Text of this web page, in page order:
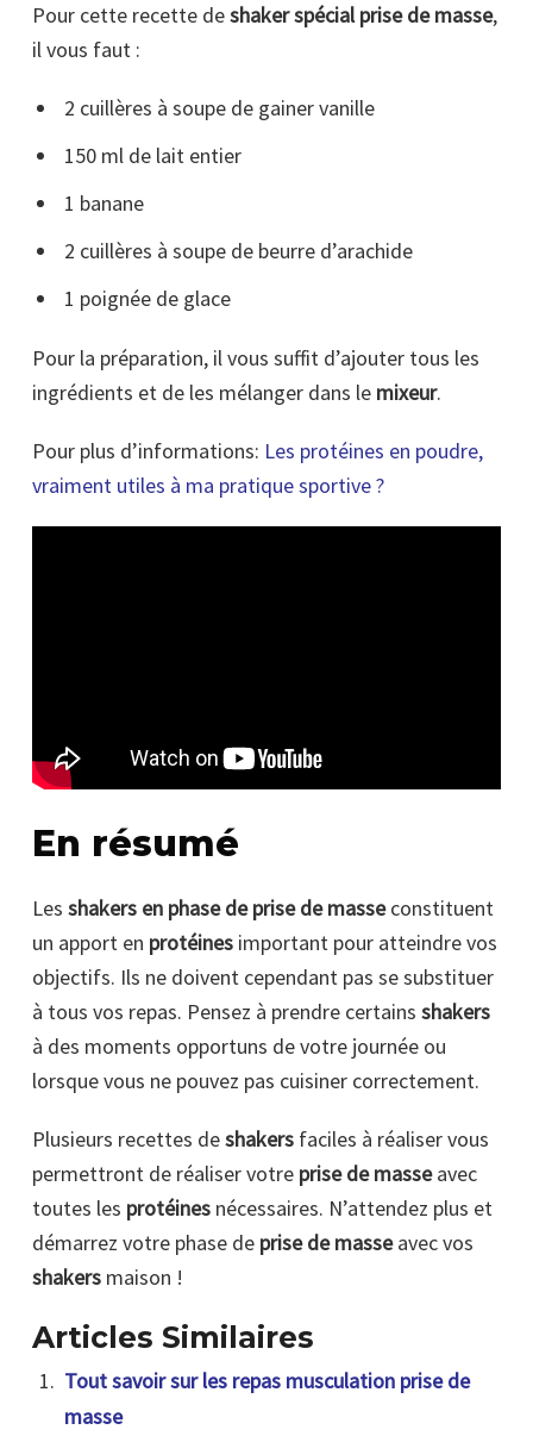
Pour cette recette deshaker spécial prise de masse,
il vous faut :
2 cuillères à soupe de gainer vanille
150 ml de lait entier
1 banane
2 cuillères à soupe de beurre d’arachide
1 poignée de glace
Pour la préparation, il vous suffit d’ajouter tous les
ingrédients et de les mélanger dans le mixeur.
Pour plus d’informations: Les protéines en poudre,
vraiment utiles à ma pratique sportive ?
En résumé
Les shakers en phase de prise de masseconstituent
un apport en protéines important pour atteindre vos
objectifs. Ils ne doivent cependant pas se substituer
à tous vos repas. Pensez à prendre certains shakers
à des moments opportuns de votre journée ou
lorsque vous ne pouvez pas cuisiner correctement.
Plusieurs recettes deshakers faciles à réaliser vous
permettront de réaliser votre prise de masseavec
toutes les protéines nécessaires. N’attendez plus et
démarrez votre phase de prise de masseavec vos
shakers maison !
Articles Similaires
Tout savoir sur les repas musculation prise de
masse